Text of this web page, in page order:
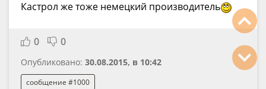
Кастрол же тоже немецкий производитель
0 0
Опубликовано: 30.08.2015, в 10:42
сообщение #1000